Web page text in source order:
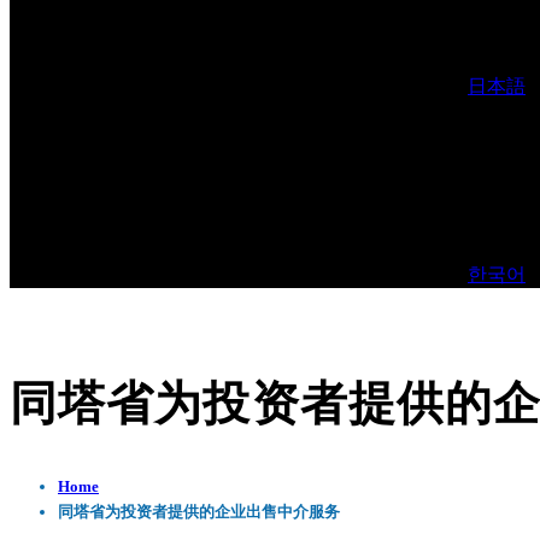
日本語
한국어
同塔省为投资者提供的
Home
同塔省为投资者提供的企业出售中介服务